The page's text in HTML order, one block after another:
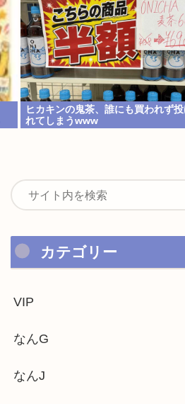
ヒカキンの鬼茶、誰にも買われず
れてしまうwww
カテゴリー
VIP
なんG
なんJ